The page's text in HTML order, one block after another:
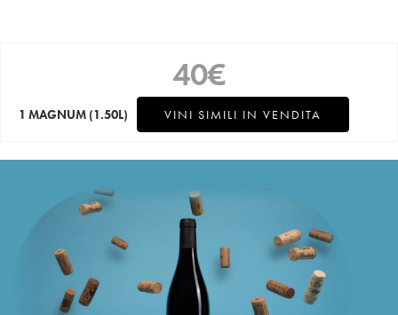
40€
1 MAGNUM (1.50L) VINI SIMILI IN VENDITA